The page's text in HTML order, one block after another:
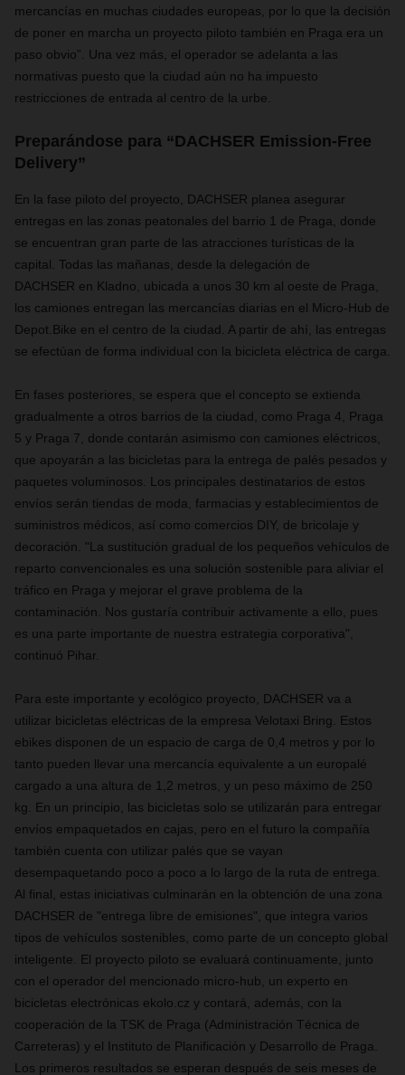
mercancías en muchas ciudades europeas, por lo que la decisión
de poner en marcha un proyecto piloto también en Praga era un
paso obvio”. Una vez más, el operador se adelanta a las
normativas puesto que la ciudad aún no ha impuesto
restricciones de entrada al centro de la urbe.
Preparándose para “DACHSER Emission-Free
Delivery”
En la fase piloto del proyecto, DACHSER planea asegurar
entregas en las zonas peatonales del barrio 1 de Praga, donde
se encuentran gran parte de las atracciones turísticas de la
capital. Todas las mañanas, desde la delegación de
DACHSER en Kladno, ubicada a unos 30 km al oeste de Praga,
los camiones entregan las mercancías diarias en el Micro-Hub de
Depot.Bike en el centro de la ciudad. A partir de ahí, las entregas
se efectúan de forma individual con la bicicleta eléctrica de carga.
En fases posteriores, se espera que el concepto se extienda
gradualmente a otros barrios de la ciudad, como Praga 4, Praga
5 y Praga 7, donde contarán asimismo con camiones eléctricos,
que apoyarán a las bicicletas para la entrega de palés pesados y
paquetes voluminosos. Los principales destinatarios de estos
envíos serán tiendas de moda, farmacias y establecimientos de
suministros médicos, así como comercios DIY, de bricolaje y
decoración. "La sustitución gradual de los pequeños vehículos de
reparto convencionales es una solución sostenible para aliviar el
tráfico en Praga y mejorar el grave problema de la
contaminación. Nos gustaría contribuir activamente a ello, pues
es una parte importante de nuestra estrategia corporativa",
continuó Pihar.
Para este importante y ecológico proyecto, DACHSER va a
utilizar bicicletas eléctricas de la empresa Velotaxi Bring. Estos
ebikes disponen de un espacio de carga de 0,4 metros y por lo
tanto pueden llevar una mercancía equivalente a un europalé
cargado a una altura de 1,2 metros, y un peso máximo de 250
kg. En un principio, las bicicletas solo se utilizarán para entregar
envíos empaquetados en cajas, pero en el futuro la compañía
también cuenta con utilizar palés que se vayan
desempaquetando poco a poco a lo largo de la ruta de entrega.
Al final, estas iniciativas culminarán en la obtención de una zona
DACHSER de "entrega libre de emisiones", que integra varios
tipos de vehículos sostenibles, como parte de un concepto global
inteligente. El proyecto piloto se evaluará continuamente, junto
con el operador del mencionado micro-hub, un experto en
bicicletas electrónicas ekolo.cz y contará, además, con la
cooperación de la TSK de Praga (Administración Técnica de
Carreteras) y el Instituto de Planificación y Desarrollo de Praga.
Los primeros resultados se esperan después de seis meses de